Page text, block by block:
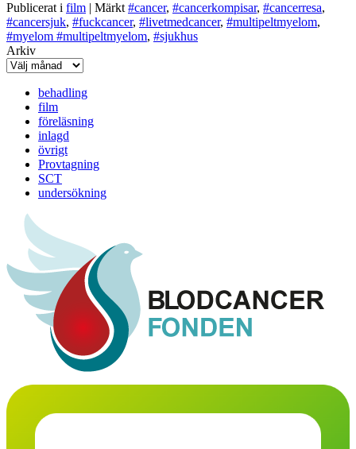
Publicerat i film | Märkt #cancer, #cancerkompisar, #cancerresa,
#cancersjuk, #fuckcancer, #livetmedcancer, #multipeltmyelom,
#myelom #multipeltmyelom, #sjukhus
Arkiv
behadling
film
föreläsning
inlagd
övrigt
Provtagning
SCT
undersökning